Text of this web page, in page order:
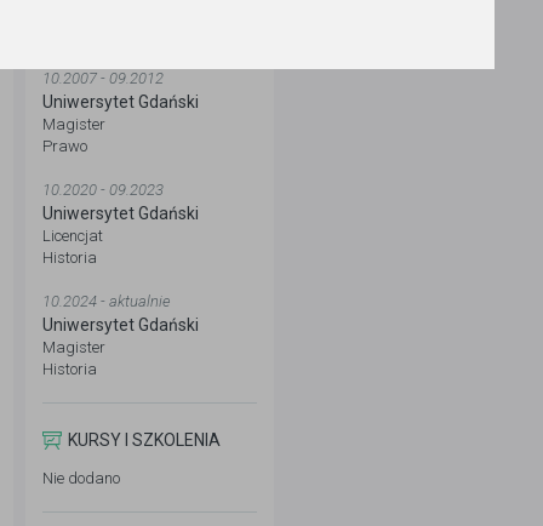
10.2007 - 09.2012
Uniwersytet Gdański
Magister
Prawo
10.2020 - 09.2023
Uniwersytet Gdański
Licencjat
Historia
10.2024 - aktualnie
Uniwersytet Gdański
Magister
Historia
KURSY I SZKOLENIA
Nie dodano